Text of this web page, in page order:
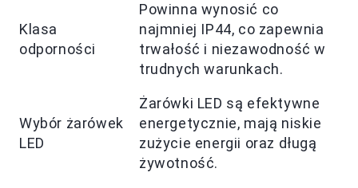
Klasa
odporności
Powinna wynosić co
najmniej IP44, co zapewnia
trwałość i niezawodność w
trudnych warunkach.
Wybór żarówek
LED
Żarówki LED są efektywne
energetycznie, mają niskie
zużycie energii oraz długą
żywotność.